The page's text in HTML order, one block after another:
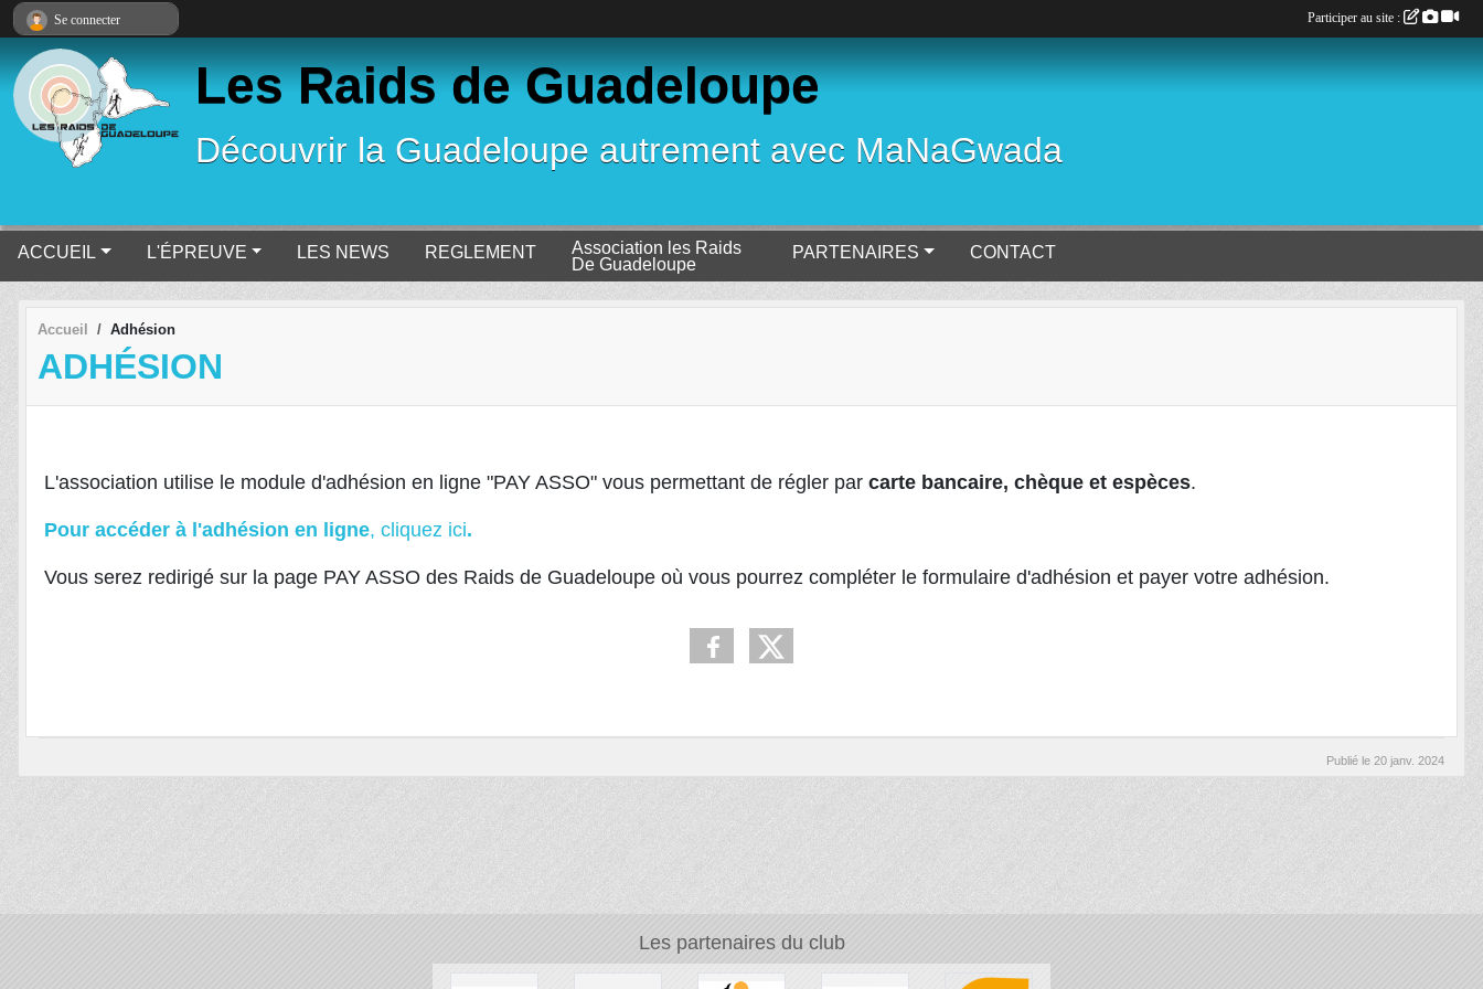
Les Raids de Guadeloupe
Découvrir la Guadeloupe autrement avec MaNaGwada
ACCUEIL L'ÉPREUVE LES NEWS REGLEMENT
Association les Raids
De Guadeloupe
PARTENAIRES CONTACT
Accueil Adhésion
ADHÉSION
L'association utilise le module d'adhésion en ligne "PAY ASSO" vous permettant de régler par carte bancaire, chèque et espèces.
Pour accéder à l'adhésion en ligne, cliquez ici.
Vous serez redirigé sur la page PAY ASSO des Raids de Guadeloupe où vous pourrez compléter le formulaire d'adhésion et payer votre adhésion.
Publié le 20 janv. 2024
Les partenaires du club
Se connecter Participer au site :
Panneau de gestion des cookies